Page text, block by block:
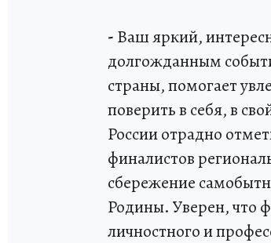
- Ваш яркий,
долгожданным
страны, помогает
поверить в себя, в
России отрадно
финалистов
сбережение
Родины. Уверен, что
личностного и